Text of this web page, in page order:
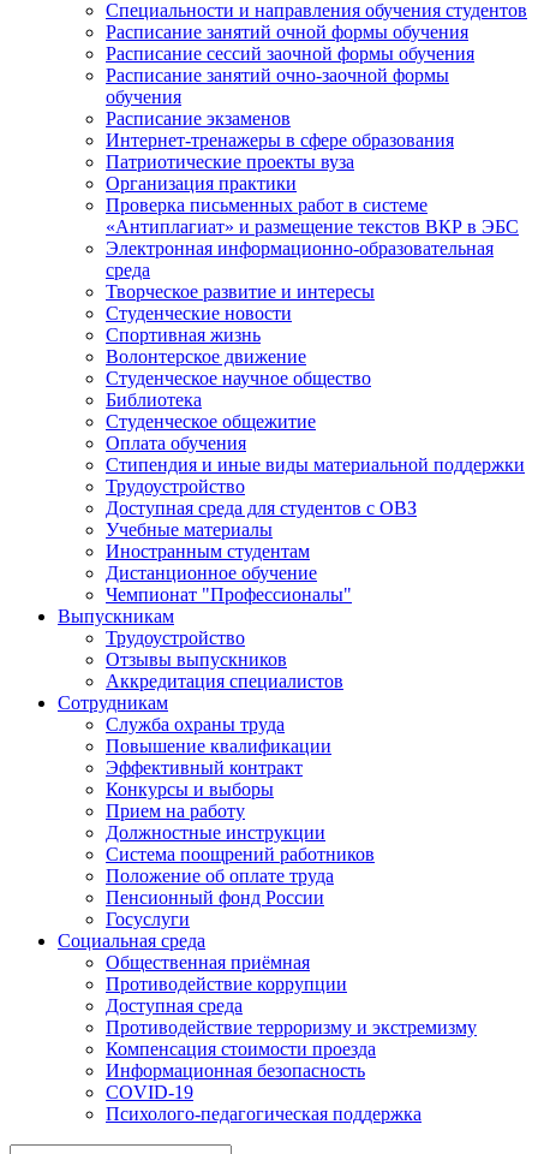
Специальности и направления обучения студентов
Расписание занятий очной формы обучения
Расписание сессий заочной формы обучения
Расписание занятий очно-заочной формы
обучения
Расписание экзаменов
Интернет-тренажеры в сфере образования
Патриотические проекты вуза
Организация практики
Проверка письменных работ в системе
«Антиплагиат» и размещение текстов ВКР в ЭБС
Электронная информационно-образовательная
среда
Творческое развитие и интересы
Студенческие новости
Спортивная жизнь
Волонтерское движение
Студенческое научное общество
Библиотека
Студенческое общежитие
Оплата обучения
Стипендия и иные виды материальной поддержки
Трудоустройство
Доступная среда для студентов с ОВЗ
Учебные материалы
Иностранным студентам
Дистанционное обучение
Чемпионат "Профессионалы"
Выпускникам
Трудоустройство
Отзывы выпускников
Аккредитация специалистов
Сотрудникам
Служба охраны труда
Повышение квалификации
Эффективный контракт
Конкурсы и выборы
Прием на работу
Должностные инструкции
Система поощрений работников
Положение об оплате труда
Пенсионный фонд России
Госуслуги
Социальная среда
Общественная приёмная
Противодействие коррупции
Доступная среда
Противодействие терроризму и экстремизму
Компенсация стоимости проезда
Информационная безопасность
COVID-19
Психолого-педагогическая поддержка